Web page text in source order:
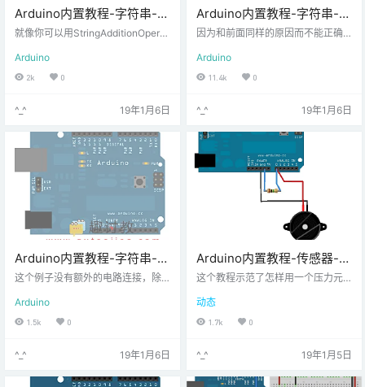
Arduino内置教程-字符串-字
符串追加运算符
就像你可以用StringAdditionOperat
一样，你也可以用 += 运算符和 con
cat() 命令来在字符串后面加其他东
西。
Arduino
2k 0
^_^ 19年1月6日
Arduino内置教程-字符串-字
符串连接
因为和前面同样的原因而不能正确
前，stringThree 从没有得到一个初
始化的值。
Arduino
11.4k 0
^_^ 19年1月6日
Arduino内置教程-字符串-字
符分析
这个例子没有额外的电路连接，除
脑，并且打开Arduino IDE的串口监
视器窗口。
Arduino
1.5k 0
^_^ 19年1月6日
Arduino内置教程-传感器-压
力检测Knock
这个教程示范了怎样用一个压力元
子或者其他固体表面的敲击。
动态
1.7k 0
^_^ 19年1月5日